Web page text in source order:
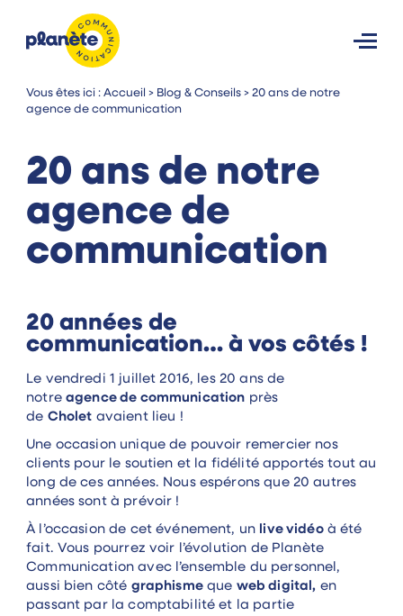
Vous êtes ici :Accueil > Blog & Conseils >20 ans de notre
agence de communication
20 ans de notre
agence de
communication
20 années de
communication… à vos côtés !
Le vendredi 1 juillet 2016, les 20 ans de
notreagence de communication près
de Cholet avaient lieu !
Une occasion unique de pouvoir remercier nos
clients pour le soutien et la fidélité apportés tout au
long de ces années. Nous espérons que 20 autres
années sont à prévoir !
À l’occasion de cet événement, un live vidéoà été
fait. Vous pourrez voir l’évolution de Planète
Communication avec l’ensemble du personnel,
aussi bien côté graphismeque web digital, en
passant par la comptabilité et la partie